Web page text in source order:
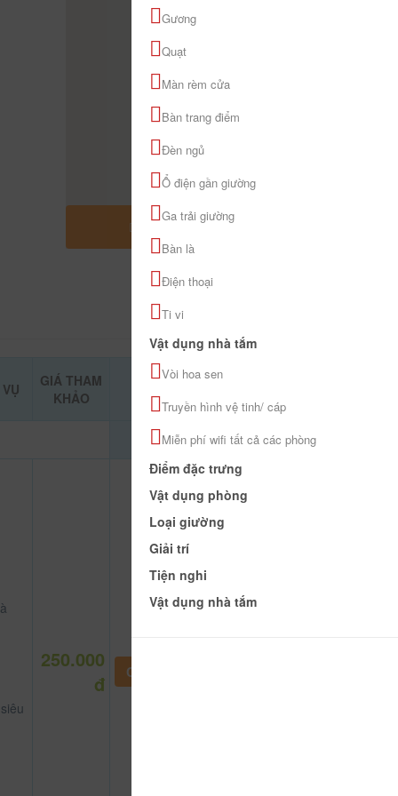
MỞ RỘNG BẢN ĐỒ
GIÁ THAM
KHẢO
250.000
đ
CHƯA KHAI BÁO PHÒNG
Gương
Quạt
Màn rèm cửa
Bàn trang điểm
Đèn ngủ
Ổ điện gần giường
Ga trải giường
Bàn là
Điện thoại
Ti vi
Vật dụng nhà tắm
Vòi hoa sen
Truyền hình vệ tinh/ cáp
Miễn phí wifi tất cả các phòng
Điểm đặc trưng
Vật dụng phòng
Loại giường
Giải trí
Tiện nghi
Vật dụng nhà tắm